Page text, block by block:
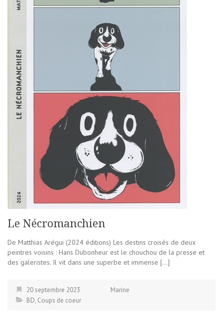
Le Nécromanchien
De Matthias Arégui (2024 éditions) Les destins croisés de deux
peintres voisins : Hans Dubonheur est le chouchou de la presse et
des galeristes. Il vit dans une superbe et immense […]
20 septembre 2023
Marine
BD, Coups de coeur